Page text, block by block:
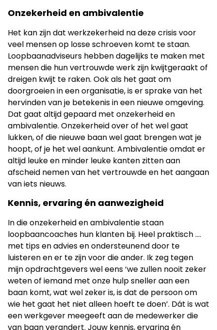
Onzekerheid en ambivalentie
Het kan zijn dat werkzekerheid na deze crisis voor
veel mensen op losse schroeven komt te staan.
Loopbaanadviseurs hebben dagelijks te maken met
mensen die hun vertrouwde werk zijn kwijtgeraakt of
dreigen kwijt te raken. Ook als het gaat om
doorgroeien in een organisatie, is er sprake van het
hervinden van je betekenis in een nieuwe omgeving.
Dat gaat altijd gepaard met onzekerheid en
ambivalentie. Onzekerheid over of het wel gaat
lukken, of die nieuwe baan wel gaat brengen wat je
hoopt, of je het wel aankunt. Ambivalentie omdat er
altijd leuke en minder leuke kanten zitten aan
afscheid nemen van het vertrouwde en het aangaan
van iets nieuws.
Kennis, ervaring én aanwezigheid
In die onzekerheid en ambivalentie staan
loopbaancoaches hun klanten bij. Heel praktisch ….
met tips en advies en ondersteunend door te
luisteren en er te zijn voor die ander. Ik zeg tegen
mijn opdrachtgevers wel eens ‘we zullen nooit zeker
weten of iemand met onze hulp sneller aan een
baan komt, wat wel zeker is, is dat de persoon om
wie het gaat het niet alleen hoeft te doen’. Dát is wat
een werkgever meegeeft aan de medewerker die
van baan verandert. Jouw kennis, ervaring én